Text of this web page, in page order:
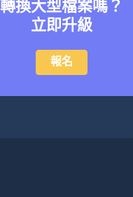
轉換大型檔案嗎？
立即升級
報名